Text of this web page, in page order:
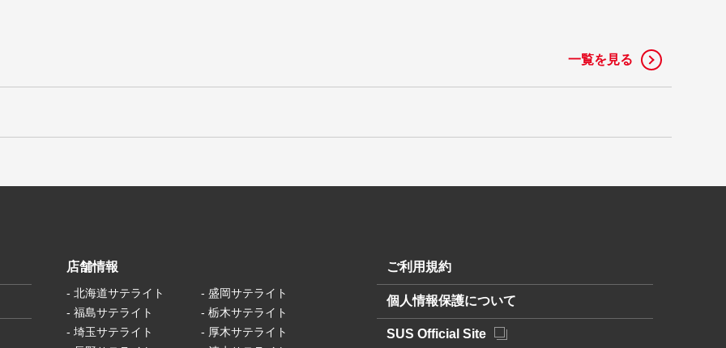
一覧を見る
店舗情報
- 北海道サテライト
- 盛岡サテライト
- 福島サテライト
- 栃木サテライト
- 埼玉サテライト
- 厚木サテライト
ご利用規約
個人情報保護について
SUS Official Site